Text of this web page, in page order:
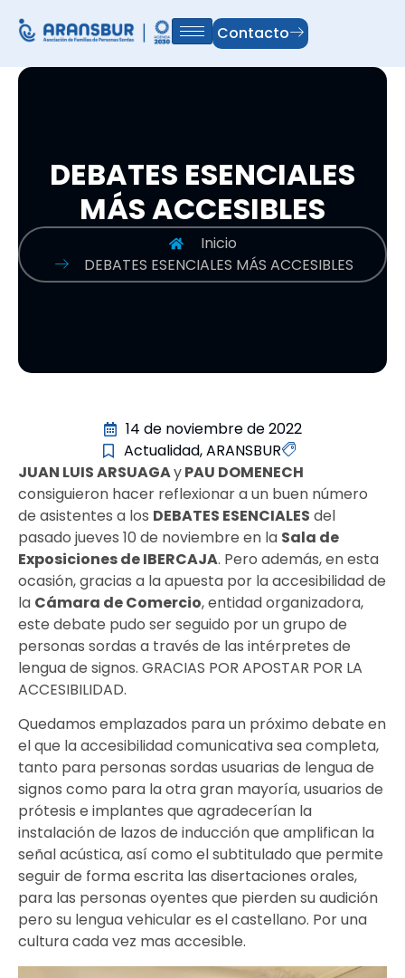
Contacto
DEBATES ESENCIALES
MÁS ACCESIBLES
Inicio
DEBATES ESENCIALES MÁS ACCESIBLES
14 de noviembre de 2022
Actualidad,ARANSBUR
JUAN LUIS ARSUAGAyPAU DOMENECH
consiguieron hacer reflexionar a un buen número
de asistentes a los DEBATES ESENCIALES del
pasado jueves 10 de noviembre en la Sala de
Exposiciones de IBERCAJA. Pero además, en esta
ocasión, gracias a la apuesta por la accesibilidad de
la Cámara de Comercio, entidad organizadora,
este debate pudo ser seguido por un grupo de
personas sordas a través de las intérpretes de
lengua de signos. GRACIAS POR APOSTAR POR LA
ACCESIBILIDAD.
Quedamos emplazados para un próximo debate en
el que la accesibilidad comunicativa sea completa,
tanto para personas sordas usuarias de lengua de
signos como para la otra gran mayoría, usuarios de
prótesis e implantes que agradecerían la
instalación de lazos de inducción que amplifican la
señal acústica, así como el subtitulado que permite
seguir de forma escrita las disertaciones orales,
para las personas oyentes que pierden su audición
pero su lengua vehicular es el castellano. Por una
cultura cada vez mas accesible.